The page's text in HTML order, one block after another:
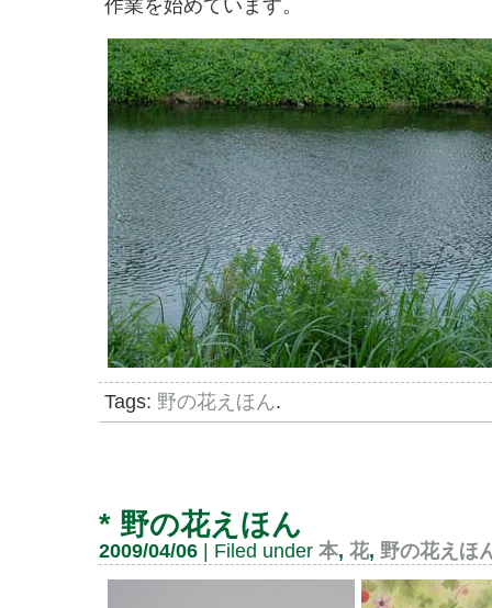
作業を始めています。
Tags: 野の花えほん.
* 野の花えほん
2009/04/06 | Filed under 本, 花, 野の花えほ